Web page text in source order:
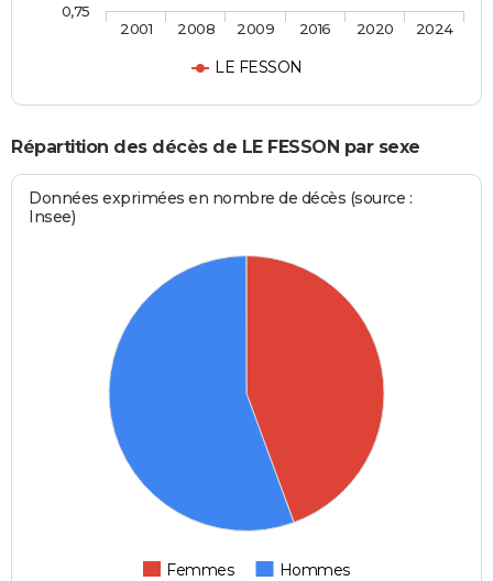
LE FESSON
2001 2008 2009 2016 2020 2024
0,75
Répartition des décès de LE FESSON par sexe
Données exprimées en nombre de décès (source :
Insee)
Femmes Hommes